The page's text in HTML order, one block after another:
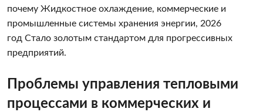
почему Жидкостное охлаждение, коммерческие и
промышленные системы хранения энергии, 2026
год Стало золотым стандартом для прогрессивных
предприятий.
Проблемы управления тепловыми
процессами в коммерческих и